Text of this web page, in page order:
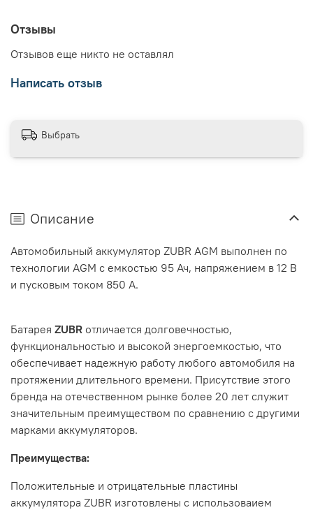
Отзывы
Отзывов еще никто не оставлял
Написать отзыв
Выбрать
Описание
Автомобильный аккумулятор ZUBR AGM выполнен по
технологии AGM с емкостью 95 Ач, напряжением в 12 В
и пусковым током 850 А.
Батарея ZUBR отличается долговечностью,
функциональностью и высокой энергоемкостью, что
обеспечивает надежную работу любого автомобиля на
протяжении длительного времени. Присутствие этого
бренда на отечественном рынке более 20 лет служит
значительным преимуществом по сравнению с другими
марками аккумуляторов.
Преимущества:
Положительные и отрицательные пластины
аккумулятора ZUBR изготовлены с использоваием